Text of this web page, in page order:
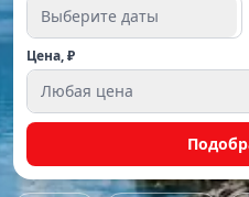
Выберите даты
Цена, ₽
Любая цена